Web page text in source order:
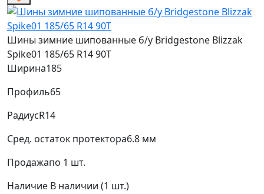
Шины зимние шипованные б/у Bridgestone Blizzak
Spike01 185/65 R14 90T
Ширина185
Профиль65
РадиусR14
Сред. остаток протектора6.8 мм
Продажапо 1 шт.
Наличие В наличии (1 шт.)